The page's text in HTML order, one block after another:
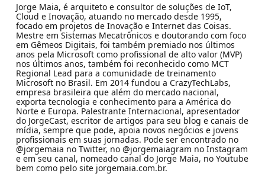
Jorge Maia, é arquiteto e consultor de soluções de IoT,
Cloud e Inovação, atuando no mercado desde 1995,
focado em projetos de Inovação e Internet das Coisas.
Mestre em Sistemas Mecatrônicos e doutorando com foco
em Gêmeos Digitais, foi também premiado nos últimos
anos pela Microsoft como profissional de alto valor (MVP)
nos últimos anos, também foi reconhecido como MCT
Regional Lead para a comunidade de treinamento
Microsoft no Brasil. Em 2014 fundou a CrazyTechLabs,
empresa brasileira que além do mercado nacional,
exporta tecnologia e conhecimento para a América do
Norte e Europa. Palestrante Internacional, apresentador
do JorgeCast, escritor de artigos para seu blog e canais de
mídia, sempre que pode, apoia novos negócios e jovens
profissionais em suas jornadas. Pode ser encontrado no
@jorgemaia no Twitter, no @jorgemaiagram no Instagram
e em seu canal, nomeado canal do Jorge Maia, no Youtube
bem como pelo site jorgemaia.com.br.